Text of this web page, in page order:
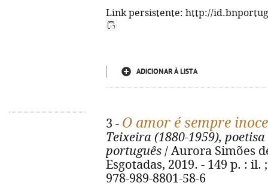
Link persistente: http://
ADICIONAR À LISTA
3 - O amor é sempre
Teixeira (1880-1959),
português / Aurora Simões
Esgotadas, 2019. - 149 p. : il.
978-989-8801-58-6